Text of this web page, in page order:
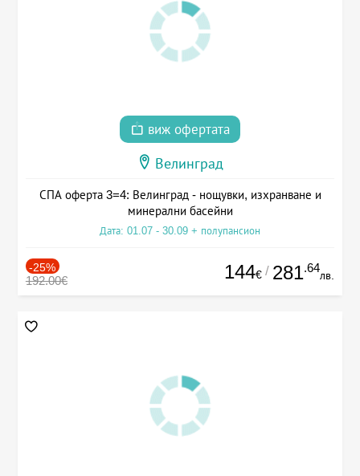
виж офертата
Велинград
СПА оферта 3=4: Велинград - нощувки, изхранване и
минерални басейни
Дата: 01.07 - 30.09 + полупансион
-25%
192.00€ 144€ / 281.64
лв.